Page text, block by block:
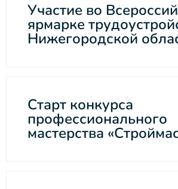
Участие во
ярмарке
Нижегородской
Старт конкурса
профессионального
мастерства